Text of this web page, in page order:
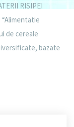
RISIPEI
“Alimentatie
de cereale
bazate